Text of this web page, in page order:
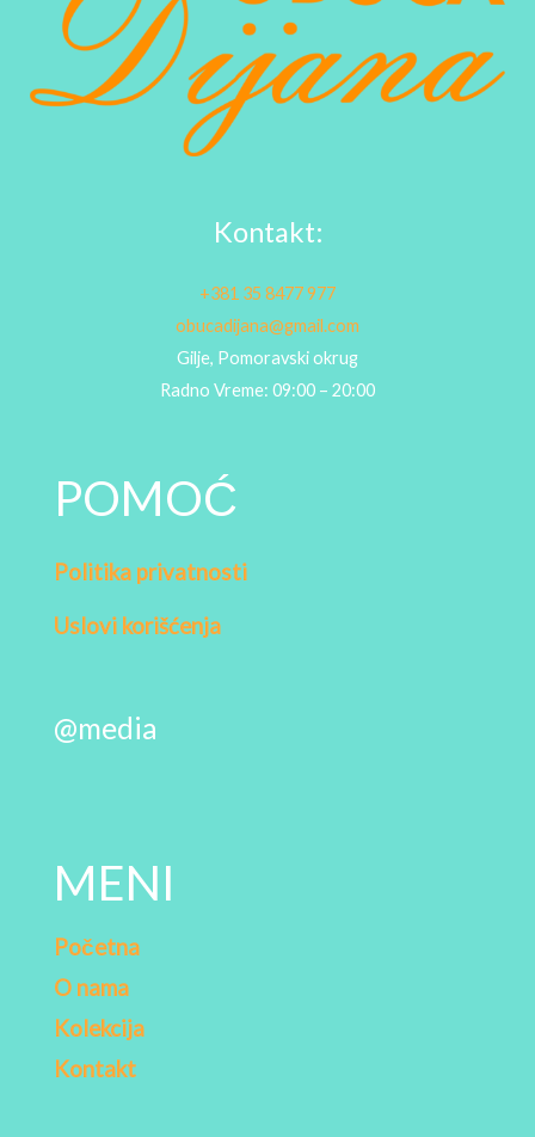
Kontakt:
+381 35 8477 977
obucadijana@gmail.com
Gilje, Pomoravski okrug
Radno Vreme: 09:00 – 20:00
POMOĆ
Politika privatnosti
Uslovi korišćenja
@media
MENI
Početna
O nama
Kolekcija
Kontakt